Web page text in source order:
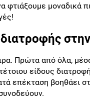
μοναδικά
για νέες
στην
Πρώτα από όλα,
είδους
επέκταση βοηθάει